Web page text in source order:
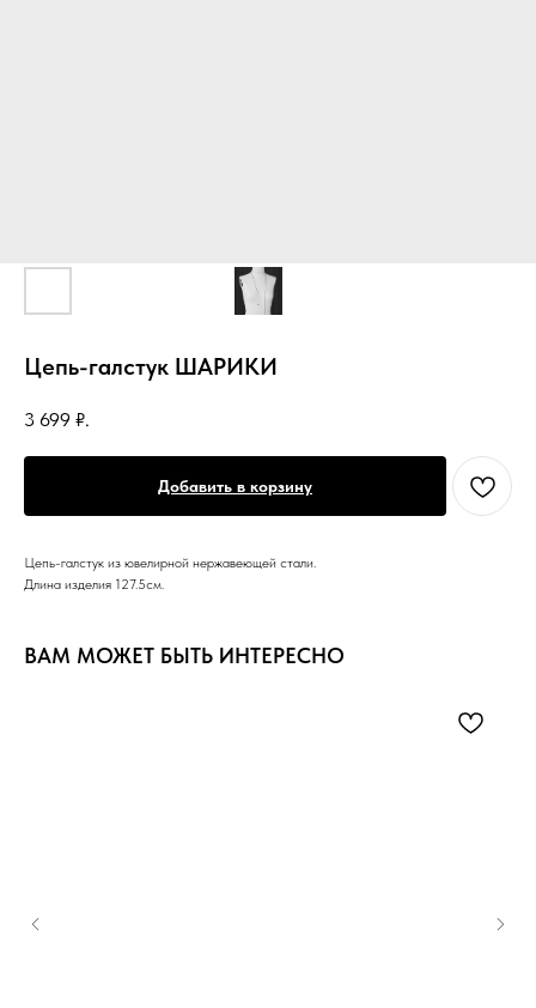
Цепь-галстук ШАРИКИ
3 699 ₽.
Добавить в корзину
Цепь-галстук из ювелирной нержавеющей стали.
Длина изделия 127.5см.
ВАМ МОЖЕТ БЫТЬ ИНТЕРЕСНО